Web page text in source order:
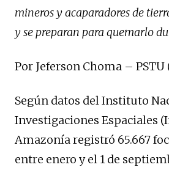
mineros y acaparadores de
y se preparan para quemarlo
Por Jeferson Choma – PSTU
Según datos del Instituto
Investigaciones Espaciales
Amazonía registró 65.667
entre enero y el 1 de